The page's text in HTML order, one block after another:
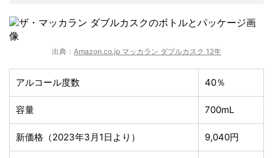
出典： Amazon.co.jp マッカラン ダブルカスク 12年
アルコール度数 40％
容量 700mL
新価格（2023年3月1日より） 9,040円